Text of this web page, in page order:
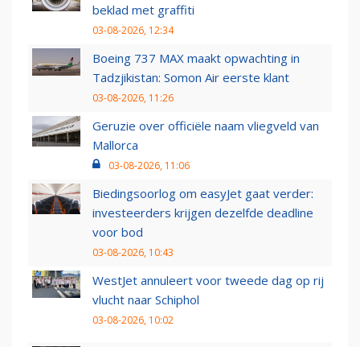
beklad met graffiti
03-08-2026, 12:34
Boeing 737 MAX maakt opwachting in
Tadzjikistan: Somon Air eerste klant
03-08-2026, 11:26
Geruzie over officiële naam vliegveld van
Mallorca
03-08-2026, 11:06
Biedingsoorlog om easyJet gaat verder:
investeerders krijgen dezelfde deadline
voor bod
03-08-2026, 10:43
WestJet annuleert voor tweede dag op rij
vlucht naar Schiphol
03-08-2026, 10:02